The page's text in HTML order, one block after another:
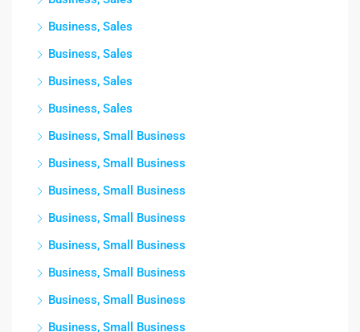
Business, Sales
Business, Sales
Business, Sales
Business, Sales
Business, Small Business
Business, Small Business
Business, Small Business
Business, Small Business
Business, Small Business
Business, Small Business
Business, Small Business
Business, Small Business